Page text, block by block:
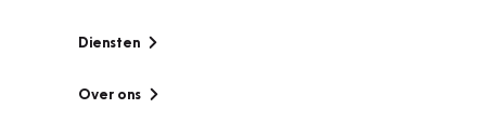
Diensten
Over ons